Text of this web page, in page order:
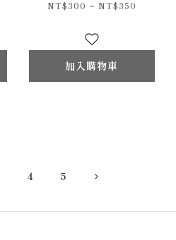
NT$300 ~ NT$350
加入購物車
4 5